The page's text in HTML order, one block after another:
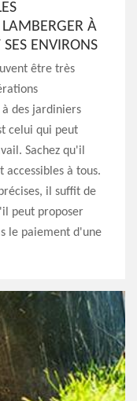
À
ENVIRONS
être très
à des jardiniers
celui qui peut
Sachez qu'il
accessibles à tous.
il suffit de
peut proposer
le paiement d'une